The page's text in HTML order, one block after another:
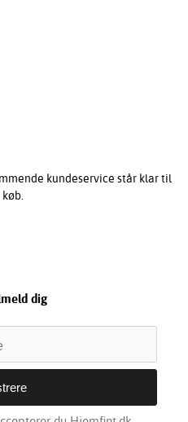
kundeservice står klar til
dig